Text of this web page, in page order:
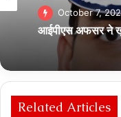
October 7, 2025
आज शाम सिल्वर
जबलपुर की आर्केस्ट्रा
Related Articles